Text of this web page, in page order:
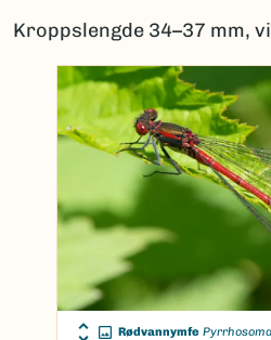
Kroppslengde 34–37 mm,
Rødvannymfe